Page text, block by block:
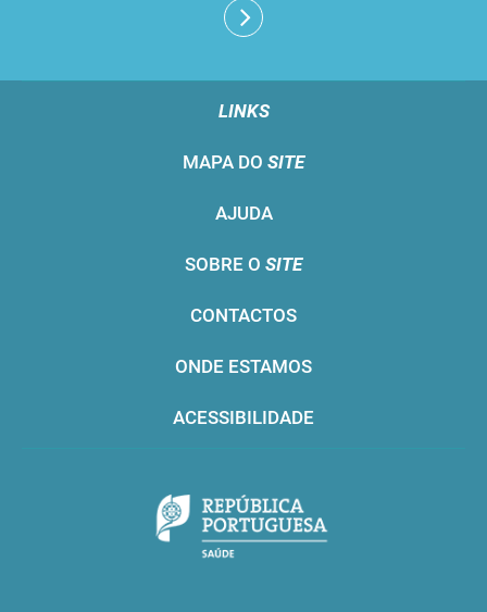
LINKS
MAPA DO SITE
AJUDA
SOBRE O SITE
CONTACTOS
ONDE ESTAMOS
ACESSIBILIDADE